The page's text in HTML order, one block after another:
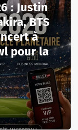
: Justin
BTS
à
pour la